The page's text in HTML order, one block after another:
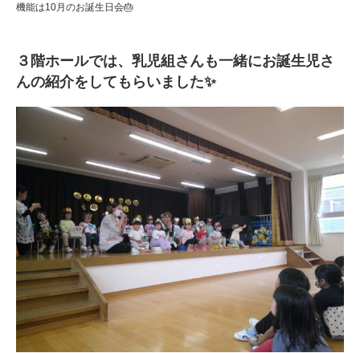
機能は10月のお誕生日会🎂
３階ホールでは、乳児組さんも一緒にお誕生児さ
んの紹介をしてもらいました✨